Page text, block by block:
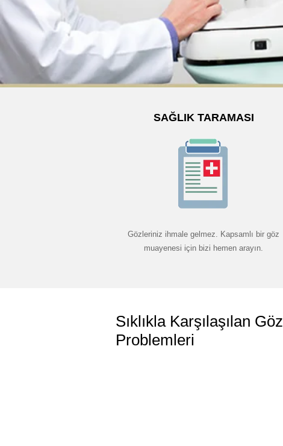
SAĞLIK TARAMASI
Gözleriniz ihmale gelmez. Kapsamlı bir göz
muayenesi için bizi hemen arayın.
Sıklıkla Karşılaşılan Göz
Problemleri